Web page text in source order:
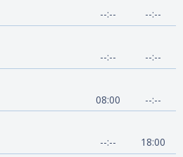
--:--
--:--
--:--
--:--
08:00
--:--
--:--
18:00